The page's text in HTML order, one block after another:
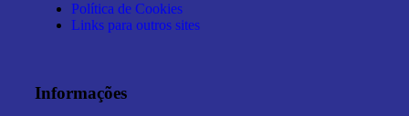
Política de Cookies
Links para outros sites
Informações